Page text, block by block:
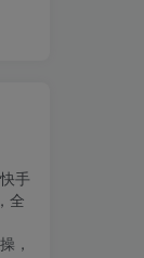
手
全
，